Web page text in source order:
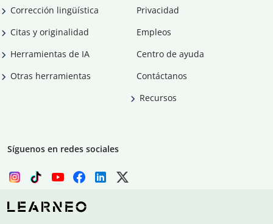
Corrección lingüística
Citas y originalidad
Herramientas de IA
Otras herramientas
Privacidad
Empleos
Centro de ayuda
Contáctanos
Recursos
Síguenos en redes sociales